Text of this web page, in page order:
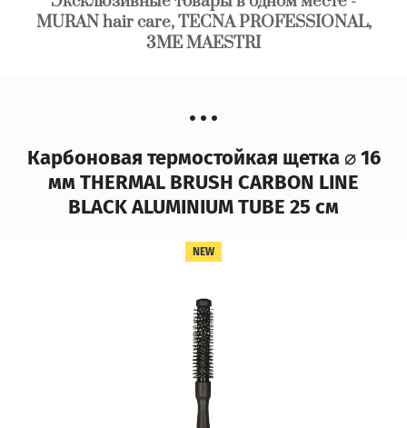
MURAN hair care, TECNA PROFESSIONAL,
3ME MAESTRI
Карбоновая термостойкая щетка ⌀ 16
мм THERMAL BRUSH CARBON LINE
BLACK ALUMINIUM TUBE 25 см
NEW